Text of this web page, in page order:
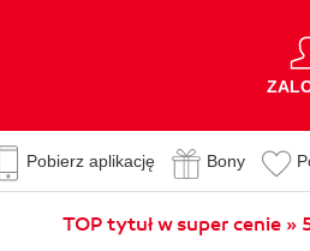
Pobierz aplikację Bony
TOP tytuł w super cenie »